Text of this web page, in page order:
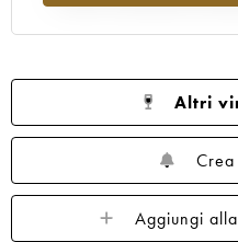
1957
1956
1951
1950
1945
1937
Altri
Aggiungi